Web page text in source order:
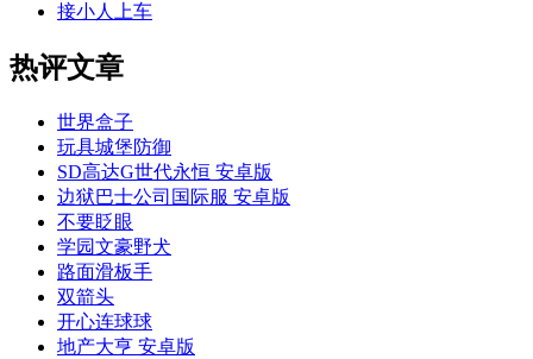
接小人上车
热评文章
世界盒子
玩具城堡防御
SD高达G世代永恒 安卓版
边狱巴士公司国际服 安卓版
不要眨眼
学园文豪野犬
路面滑板手
双箭头
开心连球球
地产大亨 安卓版